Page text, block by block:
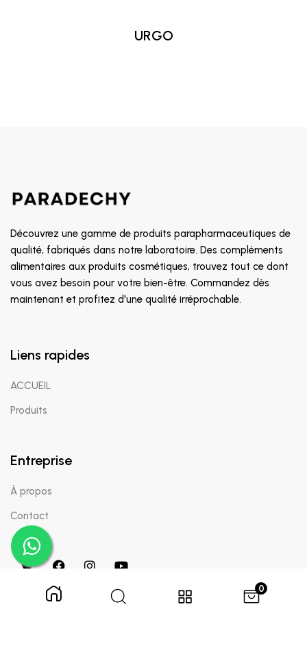
0
URGO
Découvrez une gamme de produits parapharmaceutiques de
qualité, fabriqués dans notre laboratoire. Des compléments
alimentaires aux produits cosmétiques, trouvez tout ce dont
vous avez besoin pour votre bien-être. Commandez dès
maintenant et profitez d'une qualité irréprochable.
Liens rapides
ACCUEIL
Produits
Entreprise
À propos
Contact